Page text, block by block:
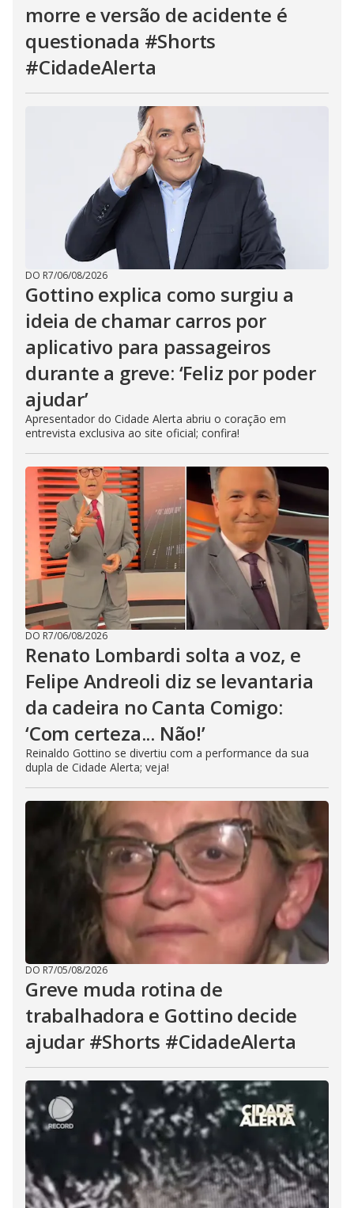
morre e versão de acidente é
questionada #Shorts
#CidadeAlerta
DO R7/06/08/2026
Gottino explica como surgiu a
ideia de chamar carros por
aplicativo para passageiros
durante a greve: ‘Feliz por poder
ajudar’
Apresentador do Cidade Alerta abriu o coração em
entrevista exclusiva ao site oficial; confira!
DO R7/06/08/2026
Renato Lombardi solta a voz, e
Felipe Andreoli diz se levantaria
da cadeira no Canta Comigo:
‘Com certeza... Não!’
Reinaldo Gottino se divertiu com a performance da sua
dupla de Cidade Alerta; veja!
DO R7/05/08/2026
Greve muda rotina de
trabalhadora e Gottino decide
ajudar #Shorts #CidadeAlerta